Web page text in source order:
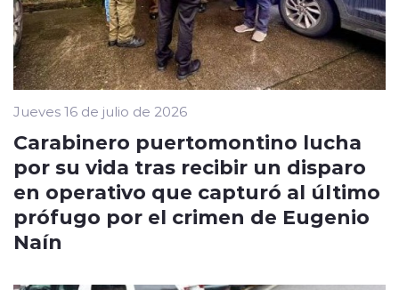
Jueves 16 de julio de 2026
Carabinero puertomontino lucha
por su vida tras recibir un disparo
en operativo que capturó al último
prófugo por el crimen de Eugenio
Naín